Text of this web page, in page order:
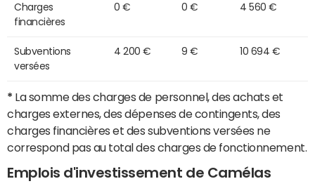
Charges
financières
0 € 0 € 4 560 €
Subventions
versées
4 200 € 9 € 10 694 €
* La somme des charges de personnel, des achats et
charges externes, des dépenses de contingents, des
charges financières et des subventions versées ne
correspond pas au total des charges de fonctionnement.
Emplois d'investissement de Camélas